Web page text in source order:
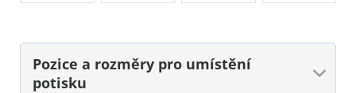
Pozice a rozměry pro umístění
potisku